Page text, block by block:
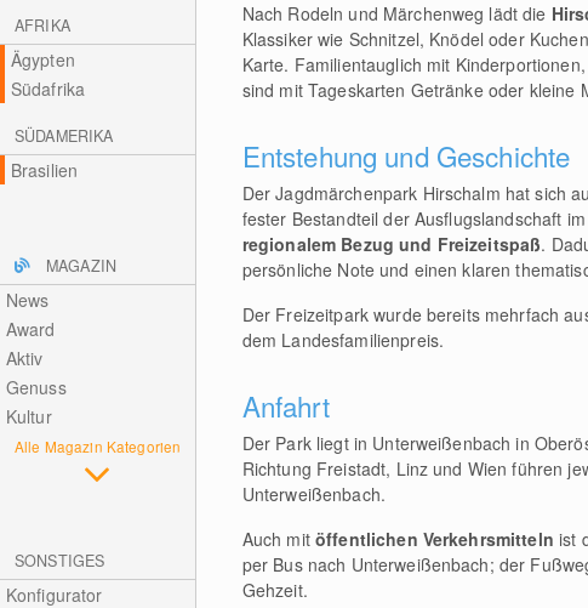
AFRIKA
Ägypten
Südafrika
SÜDAMERIKA
Brasilien
MAGAZIN
News
Award
Aktiv
Genuss
Kultur
Alle Magazin Kategorien
SONSTIGES
Konfigurator
Nach Rodeln und Märchenweg lädt die
Klassiker wie Schnitzel, Knödel oder
Karte. Familientauglich mit
sind mit Tageskarten Getränke oder kleine
Entstehung und Geschichte
Der Jagdmärchenpark Hirschalm hat sich
fester Bestandteil der Ausflugslandschaft
regionalem Bezug und Freizeitspaß.
persönliche Note und einen klaren
Der Freizeitpark wurde bereits mehrfach
dem Landesfamilienpreis.
Anfahrt
Der Park liegt in Unterweißenbach in
Richtung Freistadt, Linz und Wien führen
Unterweißenbach.
Auch mit öffentlichen Verkehrsmitteln ist
per Bus nach Unterweißenbach; der
Gehzeit.